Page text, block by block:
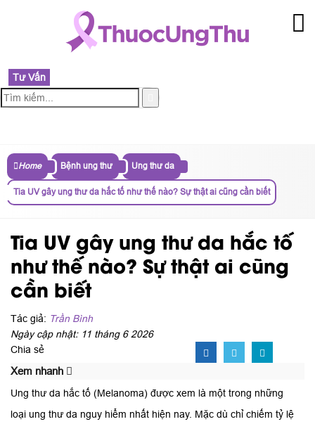
Tư Vấn
Home Bệnh ung thư Ung thư da
Tia UV gây ung thư da hắc tố như thế nào? Sự thật ai cũng cần biết
Tia UV gây ung thư da hắc tố
như thế nào? Sự thật ai cũng
cần biết
Tác giả: Trần Bình
Ngày cập nhật: 11 tháng 6 2026
Chia sẻ
Xem nhanh
Ung thư da hắc tố (Melanoma) được xem là một trong những
loại ung thư da nguy hiểm nhất hiện nay. Mặc dù chỉ chiếm tỷ lệ